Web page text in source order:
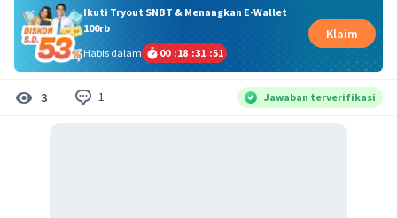
Ikuti Tryout SNBT & Menangkan E-Wallet
100rb
Habis dalam
00 :18 :31 :51
Klaim
3 1 Jawaban terverifikasi